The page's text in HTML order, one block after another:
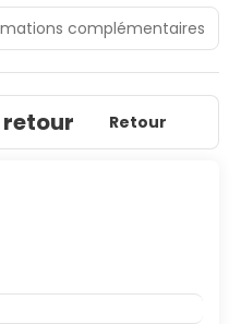
offerte depuis une terrasse
équipements et
notamment
Cet appart'hôtel propose
une salle de séjour
dans une des 35
profitez des nombreux
et un micro-ondes. Un
et câblé est offert
à écran plat 55
complémentaires
Retour